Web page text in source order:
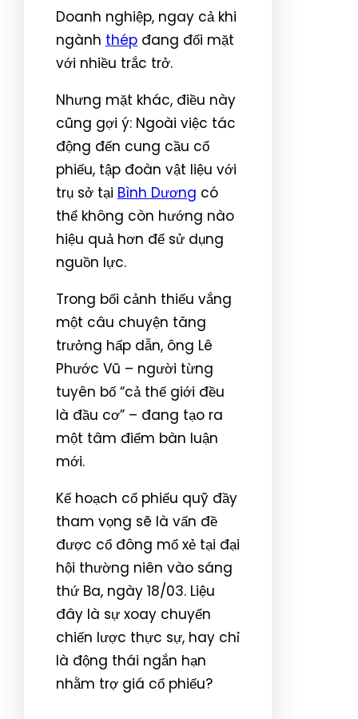
Doanh nghiệp, ngay cả khi
ngành thép đang đối mặt
với nhiều trắc trở.
Nhưng mặt khác, điều này
cũng gợi ý: Ngoài việc tác
động đến cung cầu cổ
phiếu, tập đoàn vật liệu với
trụ sở tại Bình Dương có
thể không còn hướng nào
hiệu quả hơn để sử dụng
nguồn lực.
Trong bối cảnh thiếu vắng
một câu chuyện tăng
trưởng hấp dẫn, ông Lê
Phước Vũ – người từng
tuyên bố “cả thế giới đều
là đầu cơ” – đang tạo ra
một tâm điểm bàn luận
mới.
Kế hoạch cổ phiếu quỹ đầy
tham vọng sẽ là vấn đề
được cổ đông mổ xẻ tại đại
hội thường niên vào sáng
thứ Ba, ngày 18/03. Liệu
đây là sự xoay chuyển
chiến lược thực sự, hay chỉ
là động thái ngắn hạn
nhằm trợ giá cổ phiếu?